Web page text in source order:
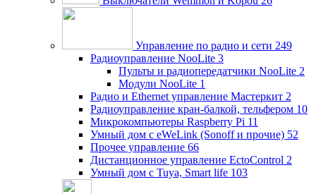
Управление по радио и сети 249
Радиоуправление NooLite 3
Пульты и радиопередатчики NooLite 2
Модули NooLite 1
Радио и Ethernet управление Мастеркит 2
Радиоуправление кран-балкой, тельфером 10
Микрокомпьютеры Raspberry Pi 11
Умный дом c eWeLink (Sonoff и прочие) 52
Прочее управление 66
Дистанционное управление EctoControl 2
Умный дом с Tuya, Smart life 103